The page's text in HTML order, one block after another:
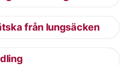
från lungsäcken